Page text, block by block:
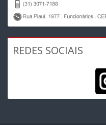
REDES SOCIAIS